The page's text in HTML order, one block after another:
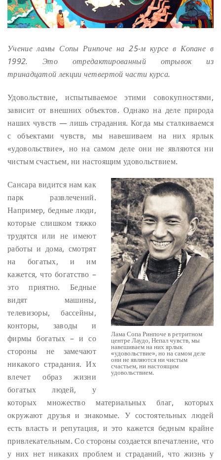
Учение ламы Сопы Ринпоче на 25-м курсе в Копане в
1992. Это отредактированный отрывок из
тринадцатой лекции четвертой части курса.
Удовольствие, испытываемое этими совокупностями,
зависит от внешних объектов. Однако на деле природа
наших чувств — лишь страдания. Когда мы сталкиваемся
с объектами чувств, мы навешиваем на них ярлык
«удовольствие», но на самом деле они не являются ни
чистым счастьем, ни настоящим удовольствием.
Лама Сопа Ринпоче в ретритном
центре Лаудо, Непалчувств, мы
навешиваем на них ярлык
«удовольствие», но на самом деле
они не являются ни чистым
счастьем, ни настоящим
удовольствием.
Сансара видится нам как
парк развлечений.
Например, бедные люди,
которые слишком тяжко
трудятся или не имеют
работы и дома, смотрят
на богатых, и им
кажется, что богатство –
это приятно. Бедные
видят машины,
телевизоры, бассейны,
конторы, заводы и
фирмы богатых – и со
стороны не замечают
никакого страдания. Их
влечет образ жизни
богатых людей, у
которых множество материальных благ, которых
окружают друзья и знакомые. У состоятельных людей
есть власть и репутация, и это кажется бедным крайне
привлекательным. Со стороны создается впечатление, что
у них нет никаких проблем и страданий, что жизнь у